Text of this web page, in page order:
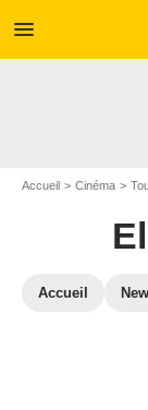
menu
Accueil Cinéma
Accueil